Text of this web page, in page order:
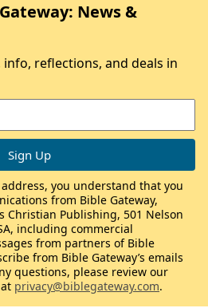
News &
info, reflections, and deals in
you understand that you
from Bible Gateway,
Christian Publishing, 501 Nelson
including commercial
from partners of Bible
from Bible Gateway’s emails
questions, please review our
privacy@biblegateway.com.